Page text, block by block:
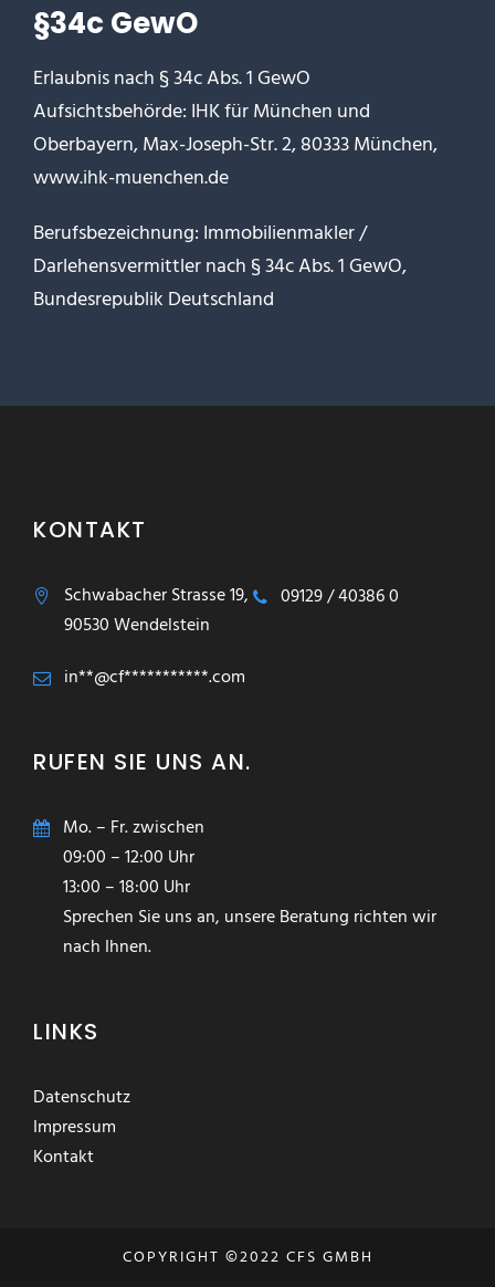
§34c GewO
Erlaubnis nach § 34c Abs. 1 GewO
Aufsichtsbehörde: IHK für München und
Oberbayern, Max-Joseph-Str. 2, 80333 München,
www.ihk-muenchen.de
Berufsbezeichnung: Immobilienmakler /
Darlehensvermittler nach § 34c Abs. 1 GewO,
Bundesrepublik Deutschland
KONTAKT
Schwabacher Strasse 19,
90530 Wendelstein
09129 / 40386 0
in**@cf***********.com
RUFEN SIE UNS AN.
Mo. – Fr. zwischen
09:00 – 12:00 Uhr
13:00 – 18:00 Uhr
Sprechen Sie uns an, unsere Beratung richten wir
nach Ihnen.
LINKS
Datenschutz
Impressum
Kontakt
COPYRIGHT ©2022 CFS GMBH